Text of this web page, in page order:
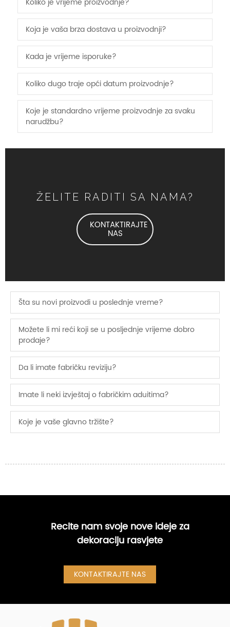
Koja je vaša brza dostava u proizvodnji?
Kada je vrijeme isporuke?
Koliko dugo traje opći datum proizvodnje?
Koje je standardno vrijeme proizvodnje za svaku
narudžbu?
ŽELITE RADITI SA NAMA?
KONTAKTIRAJTE
NAS
Šta su novi proizvodi u poslednje vreme?
Možete li mi reći koji se u posljednje vrijeme dobro
prodaje?
Da li imate fabričku reviziju?
Imate li neki izvještaj o fabričkim aduitima?
Koje je vaše glavno tržište?
Recite nam svoje nove ideje za
dekoraciju rasvjete
KONTAKTIRAJTE NAS